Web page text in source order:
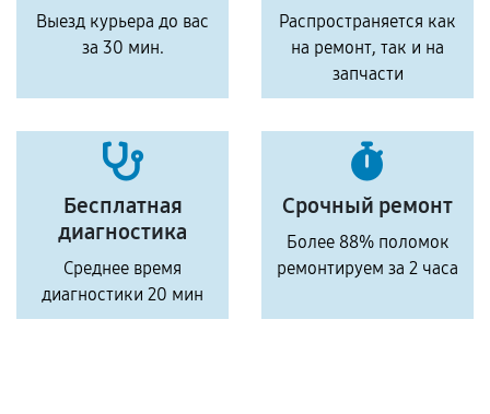
Выезд курьера до вас
за 30 мин.
Распространяется как
на ремонт, так и на
запчасти
Бесплатная
диагностика
Среднее время
диагностики 20 мин
Срочный ремонт
Более 88% поломок
ремонтируем за 2 часа